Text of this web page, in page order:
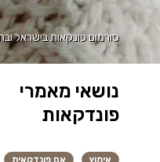
סורמום פונקאות בישראל
נושאי מאמרי
פונדקאות
אימוץ אם פונדקאית